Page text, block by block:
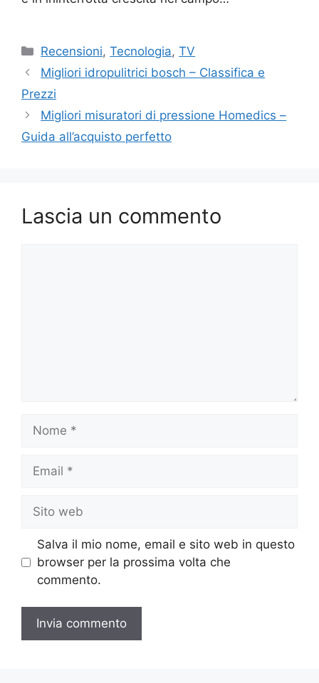
Categorie
Recensioni,Tecnologia,TV
Migliori idropulitrici bosch – Classifica e
Prezzi
Migliori misuratori di pressione Homedics –
Guida all’acquisto perfetto
Lascia un commento
web
Salva il mio nome, email e sito web in questo
browser per la prossima volta che
commento.